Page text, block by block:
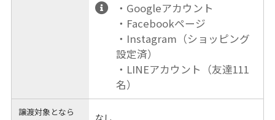
・Googleアカウント
・Facebookページ
・Instagram（ショッピング
設定済）
・LINEアカウント（友達111
名）
譲渡対象となら
なし